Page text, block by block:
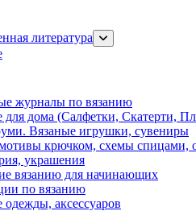
литература
журналы по вязанию
для дома (Салфетки, Скатерти,
Вязаные игрушки, сувениры
крючком, схемы спицами,
украшения
вязанию для начинающих
по вязанию
одежды, аксессуаров